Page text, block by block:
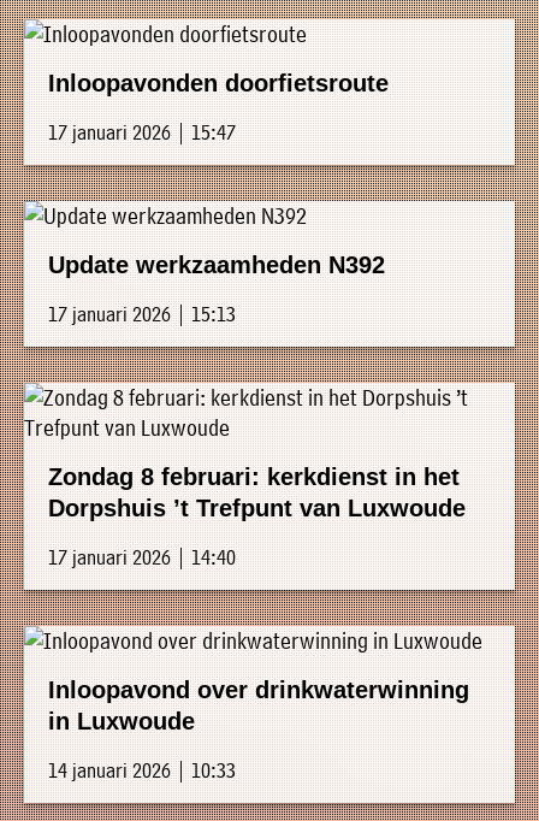
Inloopavonden doorfietsroute
17 januari 2026 | 15:47
Update werkzaamheden N392
17 januari 2026 | 15:13
Zondag 8 februari: kerkdienst in het
Dorpshuis ’t Trefpunt van Luxwoude
17 januari 2026 | 14:40
Inloopavond over drinkwaterwinning
in Luxwoude
14 januari 2026 | 10:33